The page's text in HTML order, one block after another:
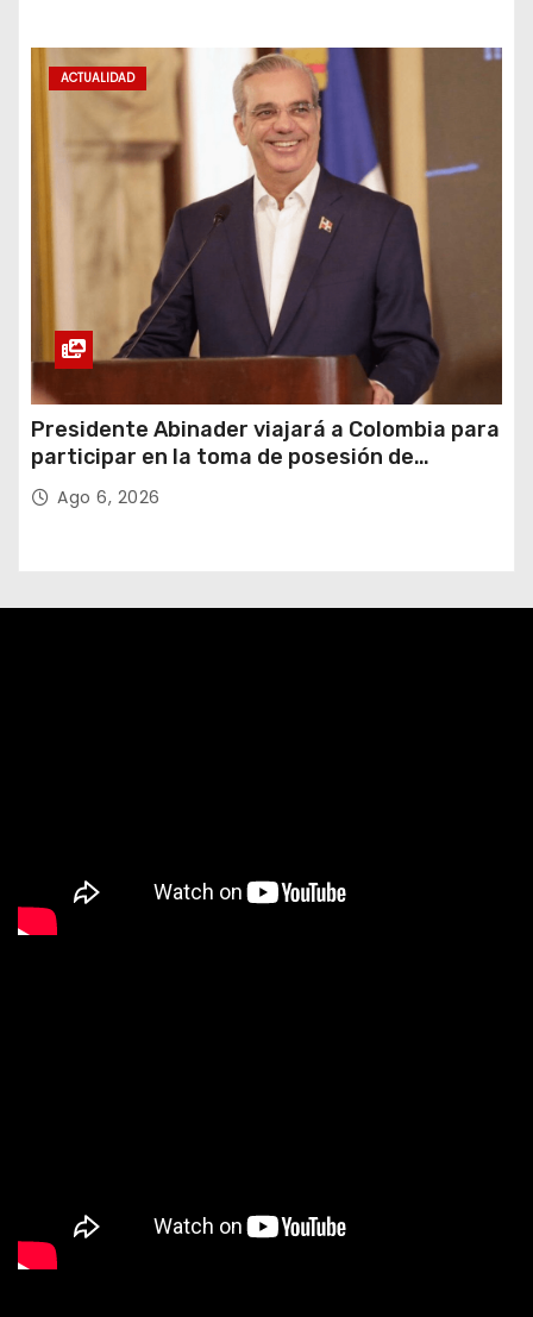
ACTUALIDAD
Presidente Abinader viajará a Colombia para
participar en la toma de posesión de
Abelardo de la Espriella
Ago 6, 2026